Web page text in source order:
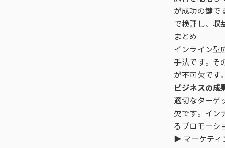
が成功の鍵で
で検証し、収
まとめ
インライン型
手法です。そ
が不可欠です
ビジネスの成
適切なターゲ
欠です。イン
るプロモーシ
▶ マーケティ